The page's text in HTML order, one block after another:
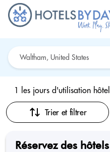
1 les jours d'utilisation
Trier et filtrer
Réservez des